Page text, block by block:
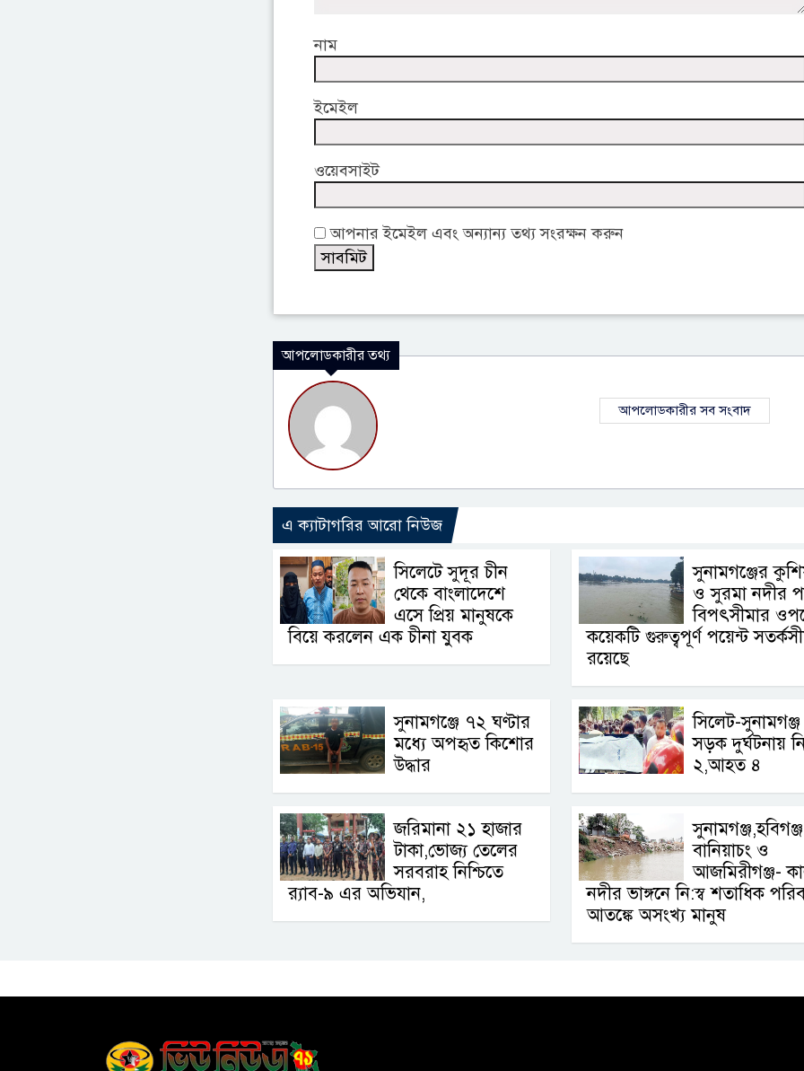
নাম
ইমেইল
ওয়েবসাইট
আপনার ইমেইল এবং অন্যান্য তথ্য সংরক্ষন করুন
আপলোডকারীর তথ্য
আপলোডকারীর সব সংবাদ
এ ক্যাটাগরির আরো নিউজ
সিলেটে সুদূর চীন
থেকে বাংলাদেশে
এসে প্রিয় মানুষকে
বিয়ে করলেন এক চীনা যুবক
সুনামগঞ্জের
ও সুরমা নদীর
বিপৎসীমার
কয়েকটি গুরুত্বপূর্ণ পয়েন্ট
রয়েছে
সুনামগঞ্জে ৭২ ঘণ্টার
মধ্যে অপহৃত কিশোর
উদ্ধার
সিলেট-সুনামগঞ্জ
সড়ক দুর্ঘটনায়
২,আহত ৪
জরিমানা ২১ হাজার
টাকা,ভোজ্য তেলের
সরবরাহ নিশ্চিতে
র‍্যাব-৯ এর অভিযান,
সুনামগঞ্জ,হবিগঞ্জ
বানিয়াচং ও
আজমিরীগঞ্জ-
নদীর ভাঙ্গনে নি:স্ব শতাধিক
আতঙ্কে অসংখ্য মানুষ